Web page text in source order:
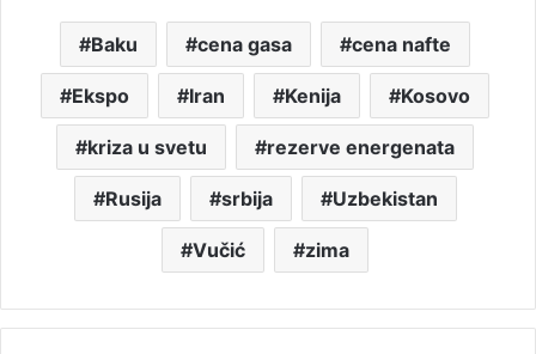
Baku cena gasa cena nafte
Ekspo Iran Kenija Kosovo
kriza u svetu rezerve energenata
Rusija srbija Uzbekistan
Vučić zima